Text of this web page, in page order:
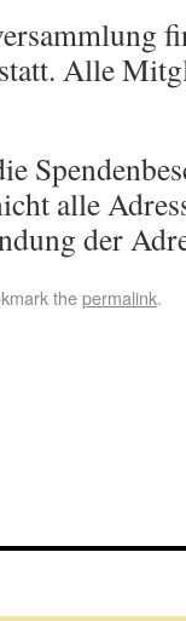
Alle
alle
der
thepermalink.